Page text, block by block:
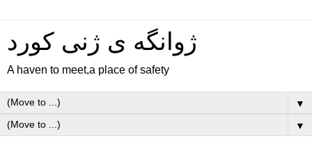
ژوانگه‌ ی ژنی كورد
A haven to meet,a place of safety
▼
▼